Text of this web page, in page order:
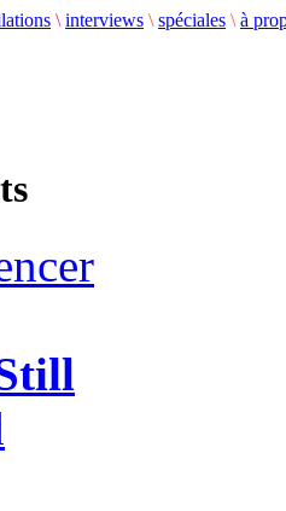
\ interviews \ spéciales \ à